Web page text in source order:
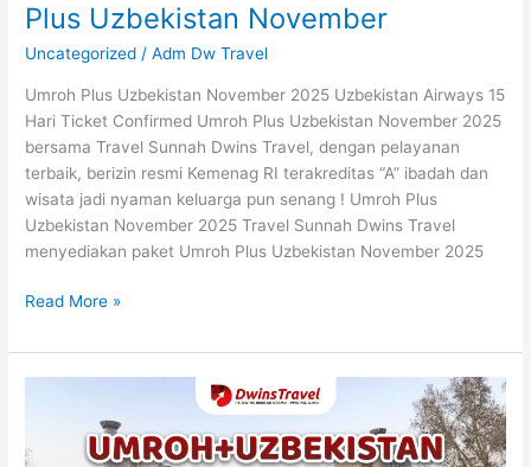
Plus Uzbekistan November
Uncategorized /Adm Dw Travel
Umroh Plus Uzbekistan November 2025 Uzbekistan Airways 15
Hari Ticket Confirmed Umroh Plus Uzbekistan November 2025
bersama Travel Sunnah Dwins Travel, dengan pelayanan
terbaik, berizin resmi Kemenag RI terakreditas “A” ibadah dan
wisata jadi nyaman keluarga pun senang ! Umroh Plus
Uzbekistan November 2025 Travel Sunnah Dwins Travel
menyediakan paket Umroh Plus Uzbekistan November 2025
Read More »
Uzbekistan
Oktober